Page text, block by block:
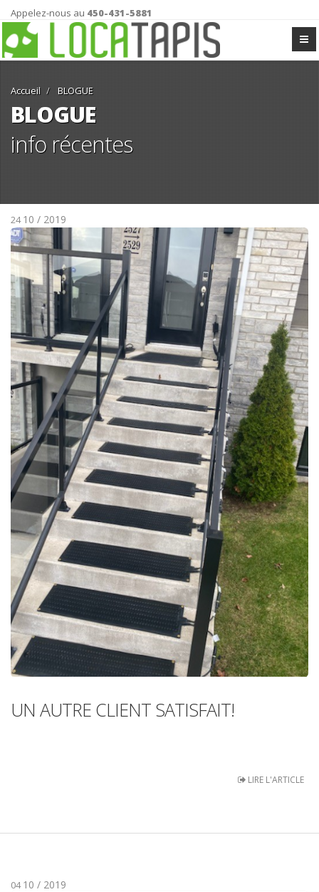
Appelez-nous au 450-431-5881
Accueil BLOGUE
BLOGUE
info récentes
2410 / 2019
UN AUTRE CLIENT SATISFAIT!
LIRE L'ARTICLE
0410 / 2019